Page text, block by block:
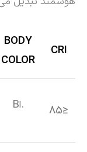
CRI
BODY
COLOR
≤85
.B
l